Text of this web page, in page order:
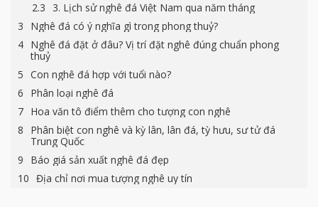
3. Lịch sử nghê đá Việt Nam qua năm tháng
Nghê đá có ý nghĩa gì trong phong thuỷ?
Nghê đá đặt ở đâu? Vị trí đặt nghê đúng chuẩn phong
thuỷ
Con nghê đá hợp với tuổi nào?
Phân loại nghê đá
Hoa văn tô điểm thêm cho tượng con nghê
Phân biệt con nghê và kỳ lân, lân đá, tỳ hưu, sư tử đá
Trung Quốc
Báo giá sản xuất nghê đá đẹp
Địa chỉ nơi mua tượng nghê uy tín